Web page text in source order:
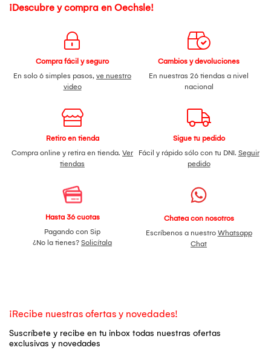
¡Descubre y compra en Oechsle!
Compra fácil y seguro
En solo 6 simples pasos, ve nuestro
video
Cambios y devoluciones
En nuestras 26 tiendas a nivel
nacional
Retiro en tienda
Compra online y retira en tienda. Ver
tiendas
Sigue tu pedido
Fácil y rápido sólo con tu DNI. Seguir
pedido
Hasta 36 cuotas
Pagando con Sip
¿No la tienes? Solicítala
Chatea con nosotros
Escríbenos a nuestro Whatsapp
Chat
¡Recibe nuestras ofertas y novedades!
Suscríbete y recibe en tu inbox todas nuestras ofertas
exclusivas y novedades